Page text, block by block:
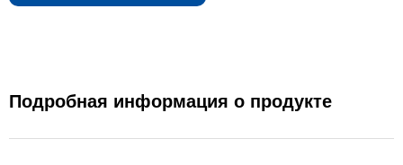
Подробная информация о продукте